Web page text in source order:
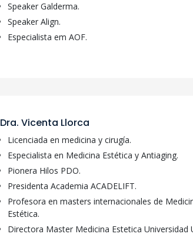
Speaker Galderma.
Speaker Align.
Especialista em AOF.
Dra. Vicenta Llorca
Licenciada en medicina y cirugía.
Especialista en Medicina Estética y Antiaging.
Pionera Hilos PDO.
Presidenta Academia ACADELIFT.
Profesora en masters internacionales de
Estética.
Directora Master Medicina Estetica Universidad